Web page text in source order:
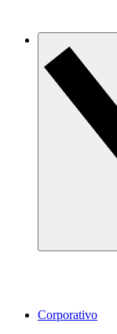
Corporativo